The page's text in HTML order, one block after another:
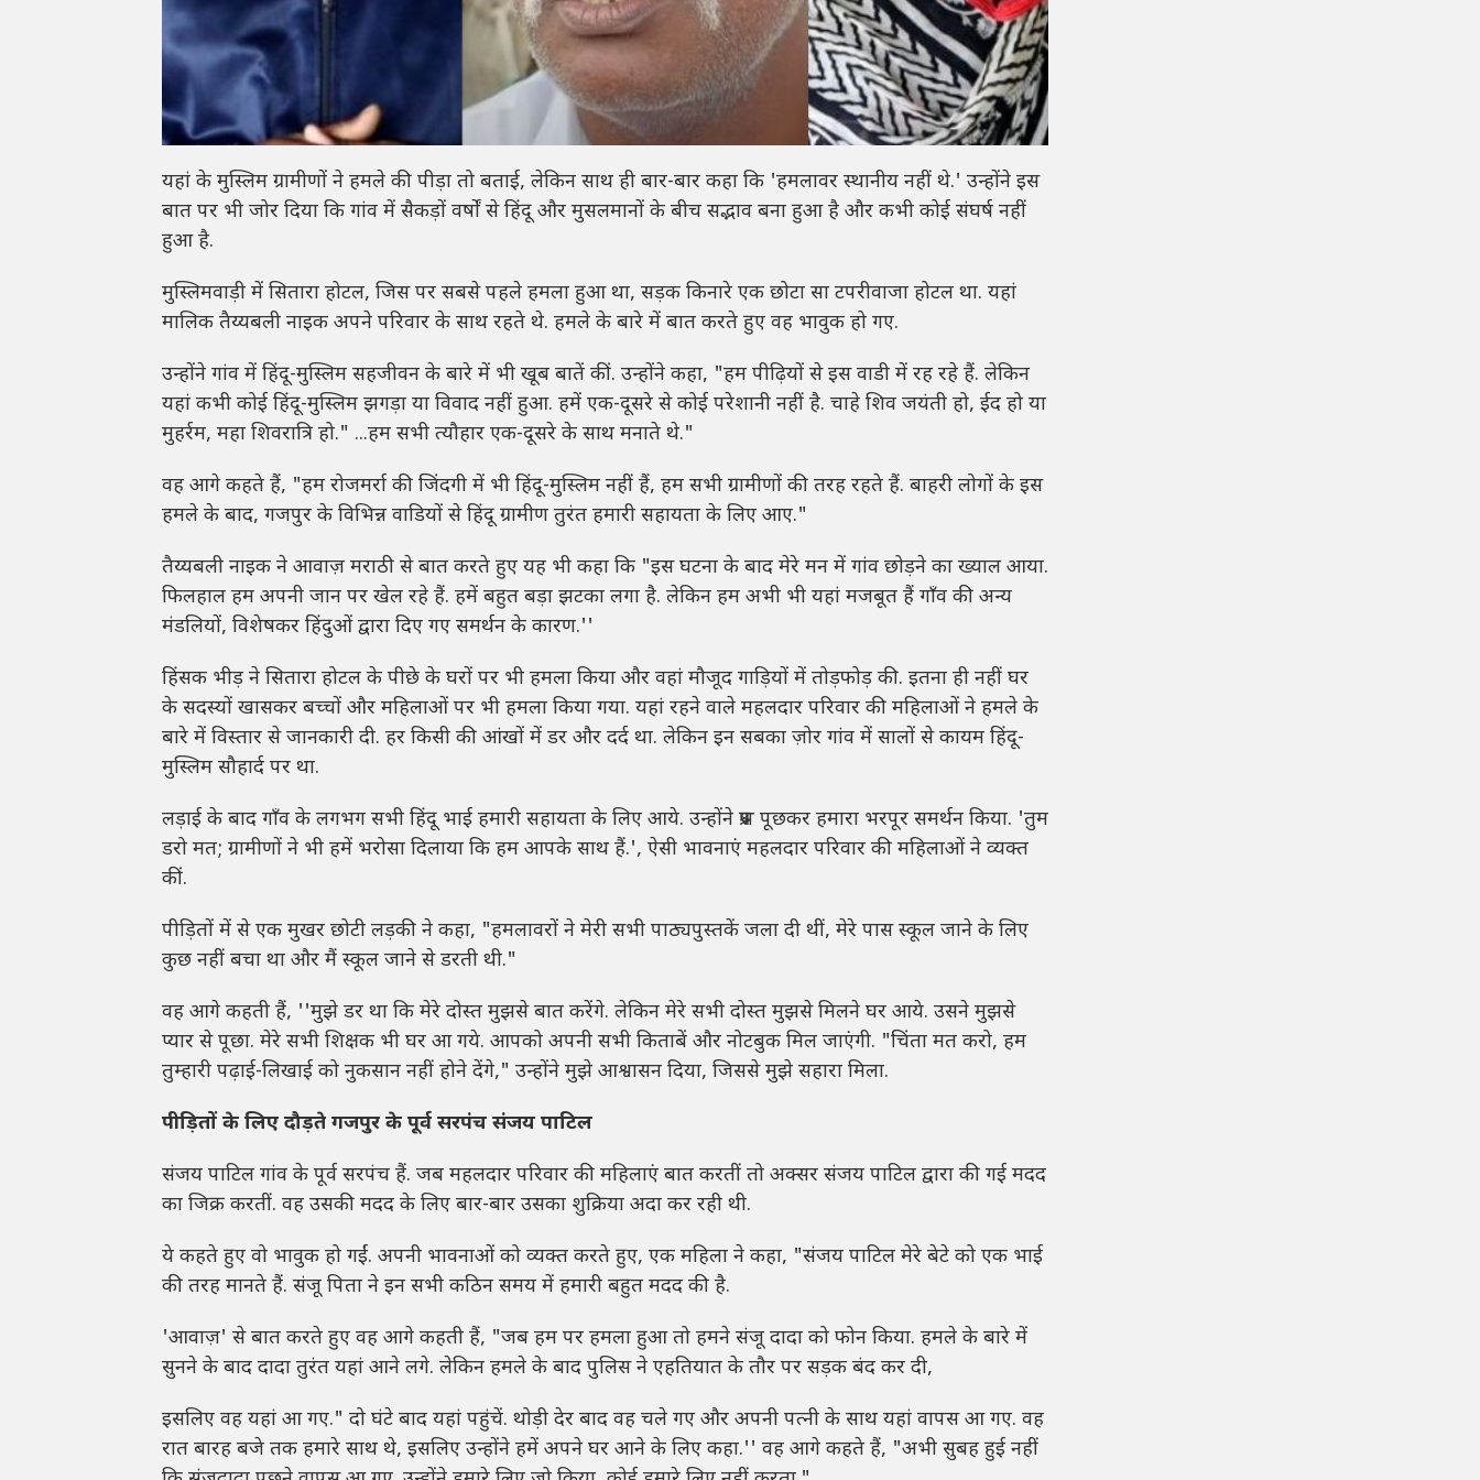
यहां के मुस्लिम ग्रामीणों ने हमले की पीड़ा तो बताई, लेकिन साथ ही बार-बार कहा कि 'हमलावर स्थानीय नहीं थे.' उन्होंने इस
बात पर भी जोर दिया कि गांव में सैकड़ों वर्षों से हिंदू और मुसलमानों के बीच सद्भाव बना हुआ है और कभी कोई संघर्ष नहीं
हुआ है.
मुस्लिमवाड़ी में सितारा होटल, जिस पर सबसे पहले हमला हुआ था, सड़क किनारे एक छोटा सा टपरीवाजा होटल था. यहां
मालिक तैय्यबली नाइक अपने परिवार के साथ रहते थे. हमले के बारे में बात करते हुए वह भावुक हो गए.
उन्होंने गांव में हिंदू-मुस्लिम सहजीवन के बारे में भी खूब बातें कीं. उन्होंने कहा, "हम पीढ़ियों से इस वाडी में रह रहे हैं. लेकिन
यहां कभी कोई हिंदू-मुस्लिम झगड़ा या विवाद नहीं हुआ. हमें एक-दूसरे से कोई परेशानी नहीं है. चाहे शिव जयंती हो, ईद हो या
मुहर्रम, महा शिवरात्रि हो." ...हम सभी त्यौहार एक-दूसरे के साथ मनाते थे."
वह आगे कहते हैं, "हम रोजमर्रा की जिंदगी में भी हिंदू-मुस्लिम नहीं हैं, हम सभी ग्रामीणों की तरह रहते हैं. बाहरी लोगों के इस
हमले के बाद, गजपुर के विभिन्न वाडियों से हिंदू ग्रामीण तुरंत हमारी सहायता के लिए आए."
तैय्यबली नाइक ने आवाज़ मराठी से बात करते हुए यह भी कहा कि "इस घटना के बाद मेरे मन में गांव छोड़ने का ख्याल आया.
फिलहाल हम अपनी जान पर खेल रहे हैं. हमें बहुत बड़ा झटका लगा है. लेकिन हम अभी भी यहां मजबूत हैं गाँव की अन्य
मंडलियों, विशेषकर हिंदुओं द्वारा दिए गए समर्थन के कारण.''
हिंसक भीड़ ने सितारा होटल के पीछे के घरों पर भी हमला किया और वहां मौजूद गाड़ियों में तोड़फोड़ की. इतना ही नहीं घर
के सदस्यों खासकर बच्चों और महिलाओं पर भी हमला किया गया. यहां रहने वाले महलदार परिवार की महिलाओं ने हमले के
बारे में विस्तार से जानकारी दी. हर किसी की आंखों में डर और दर्द था. लेकिन इन सबका ज़ोर गांव में सालों से कायम हिंदू-
मुस्लिम सौहार्द पर था.
लड़ाई के बाद गाँव के लगभग सभी हिंदू भाई हमारी सहायता के लिए आये. उन्होंने प्रश्न पूछकर हमारा भरपूर समर्थन किया. 'तुम
डरो मत; ग्रामीणों ने भी हमें भरोसा दिलाया कि हम आपके साथ हैं.', ऐसी भावनाएं महलदार परिवार की महिलाओं ने व्यक्त
कीं.
पीड़ितों में से एक मुखर छोटी लड़की ने कहा, "हमलावरों ने मेरी सभी पाठ्यपुस्तकें जला दी थीं, मेरे पास स्कूल जाने के लिए
कुछ नहीं बचा था और मैं स्कूल जाने से डरती थी."
वह आगे कहती हैं, ''मुझे डर था कि मेरे दोस्त मुझसे बात करेंगे. लेकिन मेरे सभी दोस्त मुझसे मिलने घर आये. उसने मुझसे
प्यार से पूछा. मेरे सभी शिक्षक भी घर आ गये. आपको अपनी सभी किताबें और नोटबुक मिल जाएंगी. "चिंता मत करो, हम
तुम्हारी पढ़ाई-लिखाई को नुकसान नहीं होने देंगे," उन्होंने मुझे आश्वासन दिया, जिससे मुझे सहारा मिला.
पीड़ितों के लिए दौड़ते गजपुर के पूर्व सरपंच संजय पाटिल
संजय पाटिल गांव के पूर्व सरपंच हैं. जब महलदार परिवार की महिलाएं बात करतीं तो अक्सर संजय पाटिल द्वारा की गई मदद
का जिक्र करतीं. वह उसकी मदद के लिए बार-बार उसका शुक्रिया अदा कर रही थी.
ये कहते हुए वो भावुक हो गईं. अपनी भावनाओं को व्यक्त करते हुए, एक महिला ने कहा, "संजय पाटिल मेरे बेटे को एक भाई
की तरह मानते हैं. संजू पिता ने इन सभी कठिन समय में हमारी बहुत मदद की है.
'आवाज़' से बात करते हुए वह आगे कहती हैं, "जब हम पर हमला हुआ तो हमने संजू दादा को फोन किया. हमले के बारे में
सुनने के बाद दादा तुरंत यहां आने लगे. लेकिन हमले के बाद पुलिस ने एहतियात के तौर पर सड़क बंद कर दी,
इसलिए वह यहां आ गए." दो घंटे बाद यहां पहुंचें. थोड़ी देर बाद वह चले गए और अपनी पत्नी के साथ यहां वापस आ गए. वह
रात बारह बजे तक हमारे साथ थे, इसलिए उन्होंने हमें अपने घर आने के लिए कहा.'' वह आगे कहते हैं, "अभी सुबह हुई नहीं